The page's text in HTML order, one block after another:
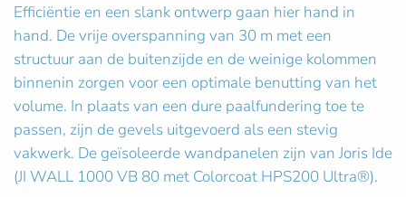
Efficiëntie en een slank ontwerp gaan hier hand in
hand. De vrije overspanning van 30 m met een
structuur aan de buitenzijde en de weinige kolommen
binnenin zorgen voor een optimale benutting van het
volume. In plaats van een dure paalfundering toe te
passen, zijn de gevels uitgevoerd als een stevig
vakwerk. De geïsoleerde wandpanelen zijn van Joris Ide
(JI WALL 1000 VB 80 met Colorcoat HPS200 Ultra®).